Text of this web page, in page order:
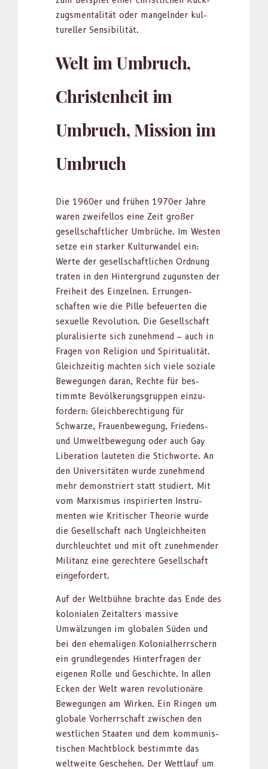
zugs­men­tal­ität oder man­gel­nder kul­
tureller Sen­si­bil­ität.
Welt im Umbruch,
Christenheit im
Umbruch, Mission im
Umbruch
Die 1960er und frühen 1970er Jahre
waren zweifel­los eine Zeit großer
gesellschaftlich­er Umbrüche. Im West­en
set­ze ein stark­er Kul­tur­wan­del ein:
Werte der gesellschaftlichen Ord­nung
trat­en in den Hin­ter­grund zugun­sten der
Frei­heit des Einzel­nen. Errun­gen­
schaften wie die Pille befeuerten die
sex­uelle Rev­o­lu­tion. Die Gesellschaft
plu­ral­isierte sich zunehmend – auch in
Fra­gen von Reli­gion und Spir­i­tu­al­ität.
Gle­ichzeit­ig macht­en sich viele soziale
Bewe­gun­gen daran, Rechte für bes­
timmte Bevölkerungs­grup­pen einzu­
fordern: Gle­ich­berech­ti­gung für
Schwarze, Frauen­be­we­gung, Friedens-
und Umwelt­be­we­gung oder auch Gay
Lib­er­a­tion lauteten die Stich­worte. An
den Uni­ver­sitäten wurde zunehmend
mehr demon­stri­ert statt studiert. Mit
vom Marx­is­mus inspiri­erten Instru­
menten wie Kri­tis­ch­er The­o­rie wurde
die Gesellschaft nach Ungle­ich­heit­en
durch­leuchtet und mit oft zunehmender
Mil­i­tanz eine gerechtere Gesellschaft
einge­fordert.
Auf der Welt­bühne brachte das Ende des
kolo­nialen Zeital­ters mas­sive
Umwälzun­gen im glob­alen Süden und
bei den ehe­ma­li­gen Kolo­nial­herrsch­ern
ein grundle­gen­des Hin­ter­fra­gen der
eige­nen Rolle und Geschichte. In allen
Eck­en der Welt waren rev­o­lu­tionäre
Bewe­gun­gen am Wirken. Ein Rin­gen um
glob­ale Vorherrschaft zwis­chen den
west­lichen Staat­en und dem kom­mu­nis­
tis­chen Macht­block bes­timmte das
weltweite Geschehen. Der Wet­t­lauf um